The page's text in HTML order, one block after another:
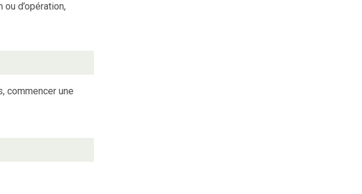
d’opération,
commencer une